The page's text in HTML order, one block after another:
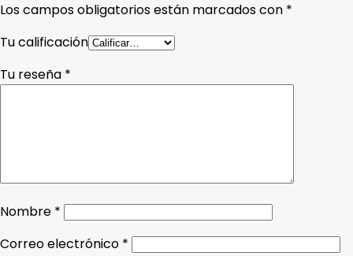
Los campos obligatorios están marcados con *
Tu calificación
Tu reseña *
Nombre *
Correo electrónico *